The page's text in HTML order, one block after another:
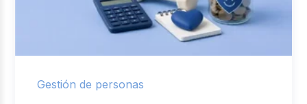
Gestión de personas